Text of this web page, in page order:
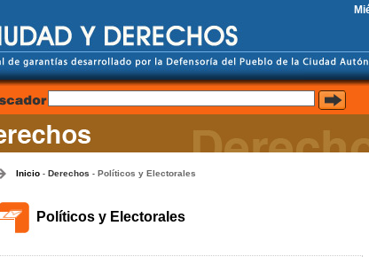
Inicio- Derechos - Políticos y Electorales
Políticos y Electorales